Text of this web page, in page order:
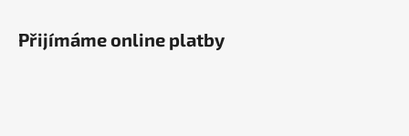
Přijímáme online platby